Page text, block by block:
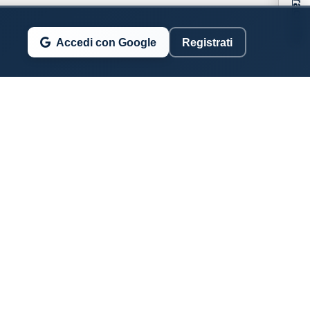
Accedi con Google Registrati